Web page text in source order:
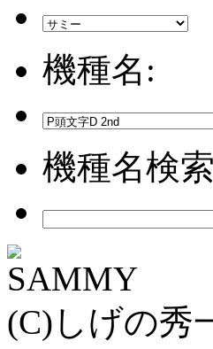
機種名:
機種名検
SAMMY
(C)しげの秀